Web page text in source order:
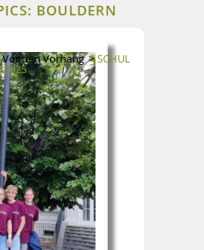
BOULDERN
den Vorhang>SCHUL
2025